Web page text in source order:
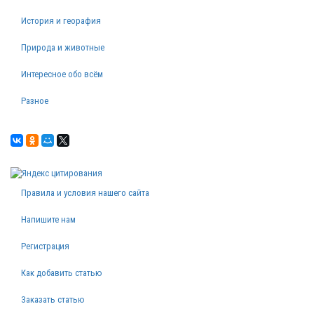
История и георафия
Природа и животные
Интересное обо всём
Разное
Правила и условия нашего сайта
Напишите нам
Регистрация
Как добавить статью
Заказать статью